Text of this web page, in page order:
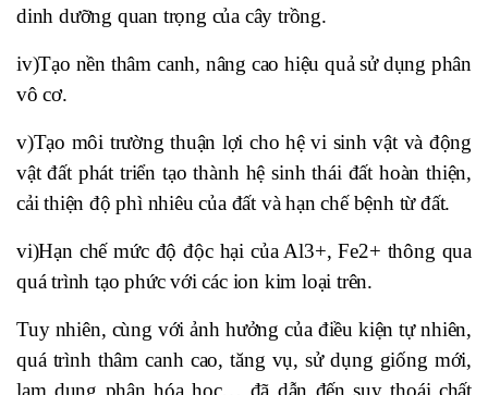
dinh dưỡng quan trọng của cây trồng.
iv)Tạo nền thâm canh, nâng cao hiệu quả sử dụng phân
vô cơ.
v)Tạo môi trường thuận lợi cho hệ vi sinh vật và động
vật đất phát triển tạo thành hệ sinh thái đất hoàn thiện,
cải thiện độ phì nhiêu của đất và hạn chế bệnh từ đất.
vi)Hạn chế mức độ độc hại của Al3+, Fe2+ thông qua
quá trình tạo phức với các ion kim loại trên.
Tuy nhiên, cùng với ảnh hưởng của điều kiện tự nhiên,
quá trình thâm canh cao, tăng vụ, sử dụng giống mới,
lạm dụng phân hóa học… đã dẫn đến suy thoái chất